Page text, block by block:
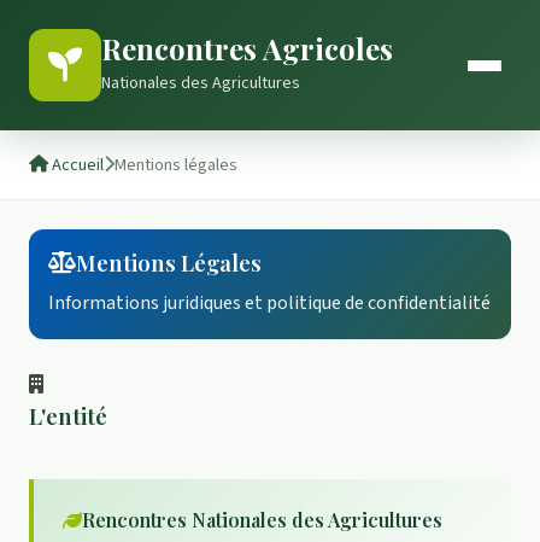
Rencontres Agricoles
Nationales des Agricultures
Accueil Mentions légales
Mentions Légales
Informations juridiques et politique de confidentialité
L'entité
Rencontres Nationales des Agricultures